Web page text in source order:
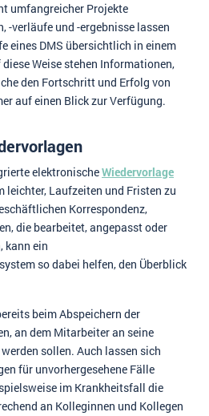
umfangreicher Projekte
-verläufe und -ergebnisse lassen
eines DMS übersichtlich in einem
Weise stehen Informationen,
den Fortschritt und Erfolg von
auf einen Blick zur Verfügung.
elektronischeWiedervorlage
Laufzeiten und Fristen zu
Korrespondenz,
die bearbeitet, angepasst oder
kann ein
so dabei helfen, den Überblick
beim Abspeichern der
an dem Mitarbeiter an seine
sollen. Auch lassen sich
für unvorhergesehene Fälle
im Krankheitsfall die
an Kolleginnen und Kollegen